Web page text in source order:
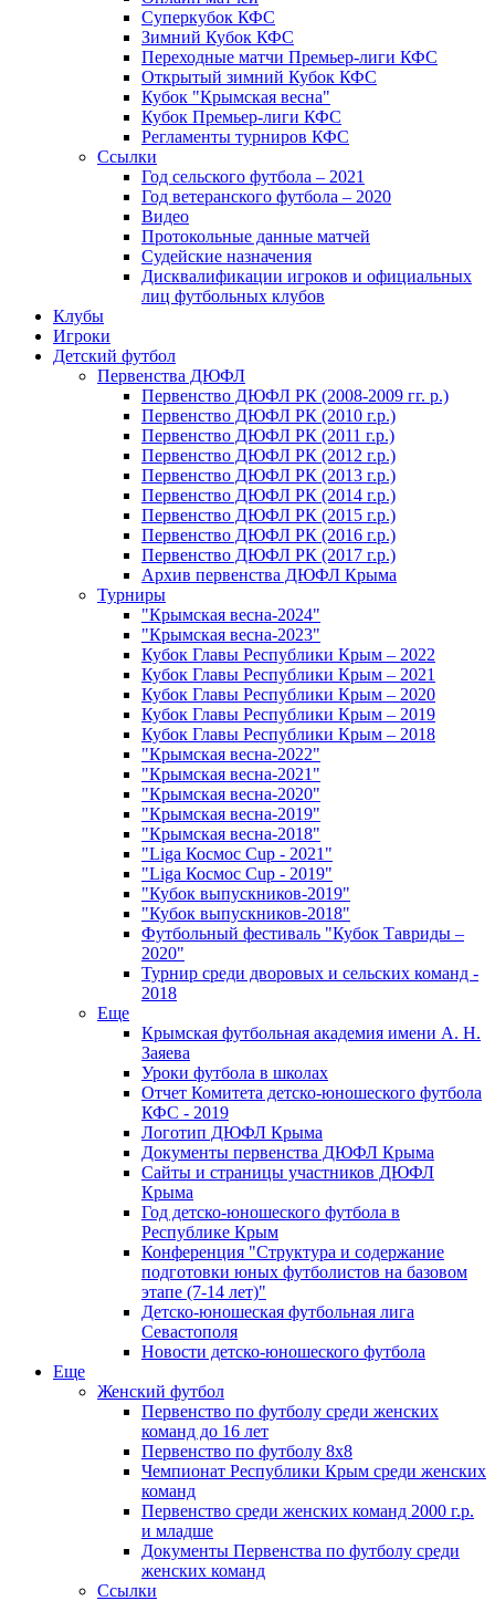
Суперкубок КФС
Зимний Кубок КФС
Переходные матчи Премьер-лиги КФС
Открытый зимний Кубок КФС
Кубок "Крымская весна"
Кубок Премьер-лиги КФС
Регламенты турниров КФС
Ссылки
Год сельского футбола – 2021
Год ветеранского футбола – 2020
Видео
Протокольные данные матчей
Судейские назначения
Дисквалификации игроков и официальных
лиц футбольных клубов
Клубы
Игроки
Детский футбол
Первенства ДЮФЛ
Первенство ДЮФЛ РК (2008-2009 гг. р.)
Первенство ДЮФЛ РК (2010 г.р.)
Первенство ДЮФЛ РК (2011 г.р.)
Первенство ДЮФЛ РК (2012 г.р.)
Первенство ДЮФЛ РК (2013 г.р.)
Первенство ДЮФЛ РК (2014 г.р.)
Первенство ДЮФЛ РК (2015 г.р.)
Первенство ДЮФЛ РК (2016 г.р.)
Первенство ДЮФЛ РК (2017 г.р.)
Архив первенства ДЮФЛ Крыма
Турниры
"Крымская весна-2024"
"Крымская весна-2023"
Кубок Главы Республики Крым – 2022
Кубок Главы Республики Крым – 2021
Кубок Главы Республики Крым – 2020
Кубок Главы Республики Крым – 2019
Кубок Главы Республики Крым – 2018
"Крымская весна-2022"
"Крымская весна-2021"
"Крымская весна-2020"
"Крымская весна-2019"
"Крымская весна-2018"
"Liga Космос Cup - 2021"
"Liga Космос Cup - 2019"
"Кубок выпускников-2019"
"Кубок выпускников-2018"
Футбольный фестиваль "Кубок Тавриды –
2020"
Турнир среди дворовых и сельских команд -
2018
Еще
Крымская футбольная академия имени А. Н.
Заяева
Уроки футбола в школах
Отчет Комитета детско-юношеского футбола
КФС - 2019
Логотип ДЮФЛ Крыма
Документы первенства ДЮФЛ Крыма
Сайты и страницы участников ДЮФЛ
Крыма
Год детско-юношеского футбола в
Республике Крым
Конференция "Структура и содержание
подготовки юных футболистов на базовом
этапе (7-14 лет)"
Детско-юношеская футбольная лига
Севастополя
Новости детско-юношеского футбола
Еще
Женский футбол
Первенство по футболу среди женских
команд до 16 лет
Первенство по футболу 8х8
Чемпионат Республики Крым среди женских
команд
Первенство среди женских команд 2000 г.р.
и младше
Документы Первенства по футболу среди
женских команд
Ссылки